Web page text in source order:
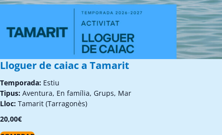
Lloguer de caiac a Tamarit
Temporada: Estiu
Tipus: Aventura, En família, Grups, Mar
Lloc: Tamarit (Tarragonès)
20,00€